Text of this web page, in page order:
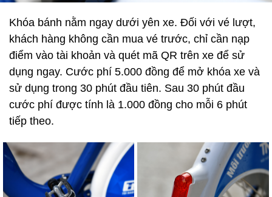
Khóa bánh nằm ngay dưới yên xe. Đối với vé lượt,
khách hàng không cần mua vé trước, chỉ cần nạp
điểm vào tài khoản và quét mã QR trên xe để sử
dụng ngay. Cước phí 5.000 đồng để mở khóa xe và
sử dụng trong 30 phút đầu tiên. Sau 30 phút đầu
cước phí được tính là 1.000 đồng cho mỗi 6 phút
tiếp theo.